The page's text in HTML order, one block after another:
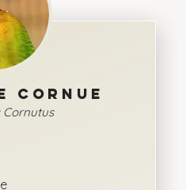
CORNUE
Cornutus